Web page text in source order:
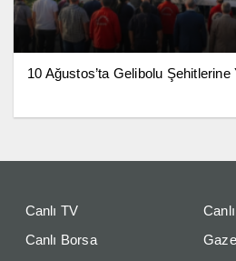
10 Ağustos’ta Gelibolu
Canlı TV
Canlı Borsa